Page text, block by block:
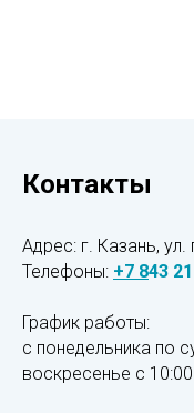
Контакты
Адрес: г. Казань,
Телефоны: +7 843
График работы:
с понедельника по
воскресенье с